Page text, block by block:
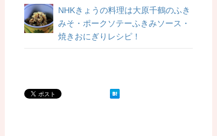
NHKきょうの料理は大原千鶴のふき
みそ・ポークソテーふきみソース・
焼きおにぎりレシピ！